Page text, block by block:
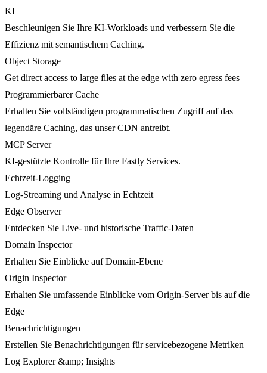
KI
Beschleunigen Sie Ihre KI-Workloads und verbessern Sie die
Effizienz mit semantischem Caching.
Object Storage
Get direct access to large files at the edge with zero egress fees
Programmierbarer Cache
Erhalten Sie vollständigen programmatischen Zugriff auf das
legendäre Caching, das unser CDN antreibt.
MCP Server
KI-gestützte Kontrolle für Ihre Fastly Services.
Echtzeit-Logging
Log-Streaming und Analyse in Echtzeit
Edge Observer
Entdecken Sie Live- und historische Traffic-Daten
Domain Inspector
Erhalten Sie Einblicke auf Domain-Ebene
Origin Inspector
Erhalten Sie umfassende Einblicke vom Origin-Server bis auf die
Edge
Benachrichtigungen
Erstellen Sie Benachrichtigungen für servicebezogene Metriken
Log Explorer &amp; Insights